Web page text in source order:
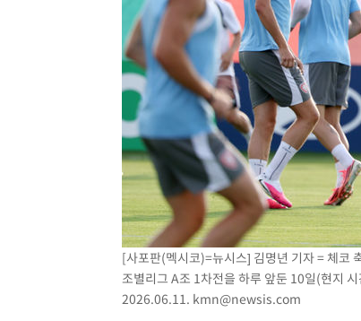
여자배구 이재영·이다영 자매, 아제르바이잔 투란VC
외국인 심판 성 접대 7경기 들여다보니…한국 축구 '5
[속보]코스닥, 2.86포인트(0.36%) 내린 798.81마감
[속보]코스피, 6200선 약보합…0.60% 내린
[속보]원·달러 환율, 7.7원 내린 1416.1원 마감
[속보] 노원서 40.1도 관측…서울, 2018년 이후 첫 40
[속보]종합특검, '계엄 수용공간 확보' 신용해 前교정
외신들도 주목한 韓축구 파문…"국민적 공분에 수사
11시간 압수수색에 성접대 파문까지…'쑥대밭' 된 축
[속보]규제합리화위원회 부위원장에 김태유 서울대
[사포판(멕시코)=뉴시스] 김명년 기자 = 체코
조별리그 A조 1차전을 하루 앞둔 10일(현지
2026.06.11. kmn@newsis.com